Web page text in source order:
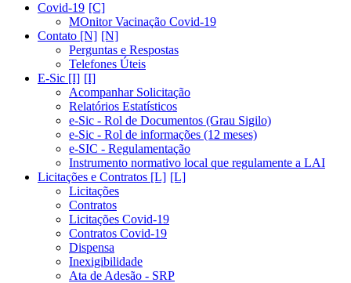
Covid-19
MOnitor Vacinação Covid-19
Contato [N]
Perguntas e Respostas
Telefones Úteis
E-Sic [I]
Acompanhar Solicitação
Relatórios Estatísticos
e-Sic - Rol de Documentos (Grau Sigilo)
e-Sic - Rol de informações (12 meses)
e-SIC - Regulamentação
Instrumento normativo local que regulamente a LAI
Licitações e Contratos [L]
Licitações
Contratos
Licitações Covid-19
Contratos Covid-19
Dispensa
Inexigibilidade
Ata de Adesão - SRP